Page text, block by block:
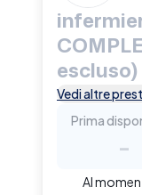
escluso)
Vedi altre
Prima
-
Al